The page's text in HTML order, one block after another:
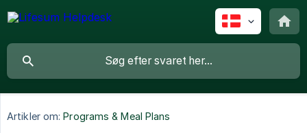
Artikler om: Programs & Meal Plans